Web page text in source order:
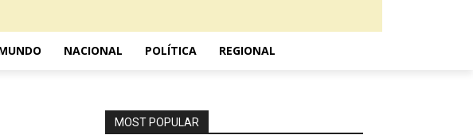
NACIONAL POLÍTICA REGIONAL
MOST POPULAR